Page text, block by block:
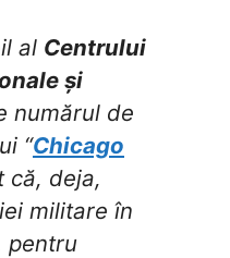
al Centrului
și
numărul de
“Chicago
că, deja,
militare în
pentru